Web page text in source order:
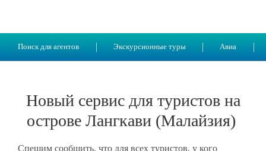
Поиск для агентов Экскурсионные туры Авиа
Новый сервис для туристов на
острове Лангкави (Малайзия)
Спешим сообщить, что для всех туристов, у кого